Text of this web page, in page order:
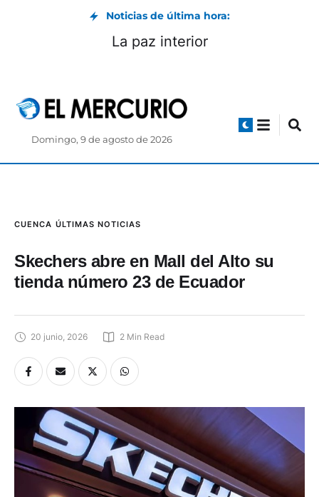
Noticias de última hora:
La paz interior
Domingo, 9 de agosto de 2026
CUENCA ÚLTIMAS NOTICIAS
Skechers abre en Mall del Alto su
tienda número 23 de Ecuador
20 junio, 2026 2 Min Read